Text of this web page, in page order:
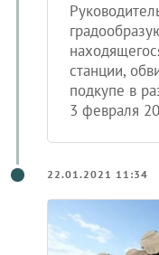
станции,
подкупе в
3 февраля
22.01.2021 11:34